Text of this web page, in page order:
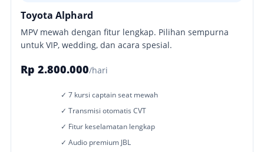
Toyota Alphard
MPV mewah dengan fitur lengkap. Pilihan sempurna
untuk VIP, wedding, dan acara spesial.
Rp 2.800.000/hari
✓ 7 kursi captain seat mewah
✓ Transmisi otomatis CVT
✓ Fitur keselamatan lengkap
✓ Audio premium JBL